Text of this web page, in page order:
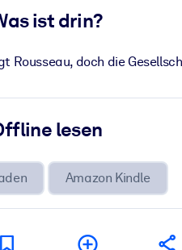
ist drin?
Rousseau, doch die
lesen
Amazon Kindle